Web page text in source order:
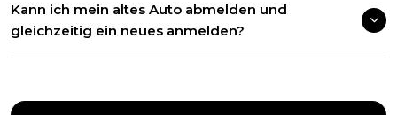
Kann ich mein altes Auto abmelden und
gleichzeitig ein neues anmelden?